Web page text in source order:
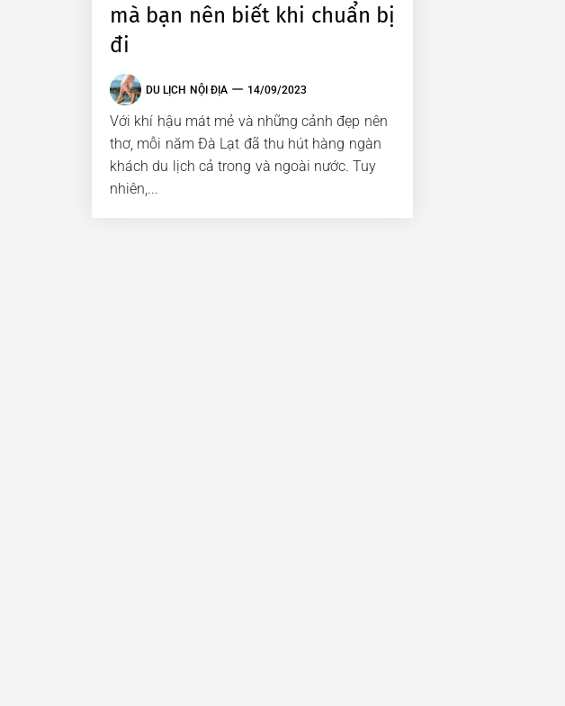
mà bạn nên biết khi chuẩn bị
đi
DU LỊCH NỘI ĐỊA 14/09/2023
Với khí hậu mát mẻ và những cảnh đẹp nên
thơ, mỗi năm Đà Lạt đã thu hút hàng ngàn
khách du lịch cả trong và ngoài nước. Tuy
nhiên,...